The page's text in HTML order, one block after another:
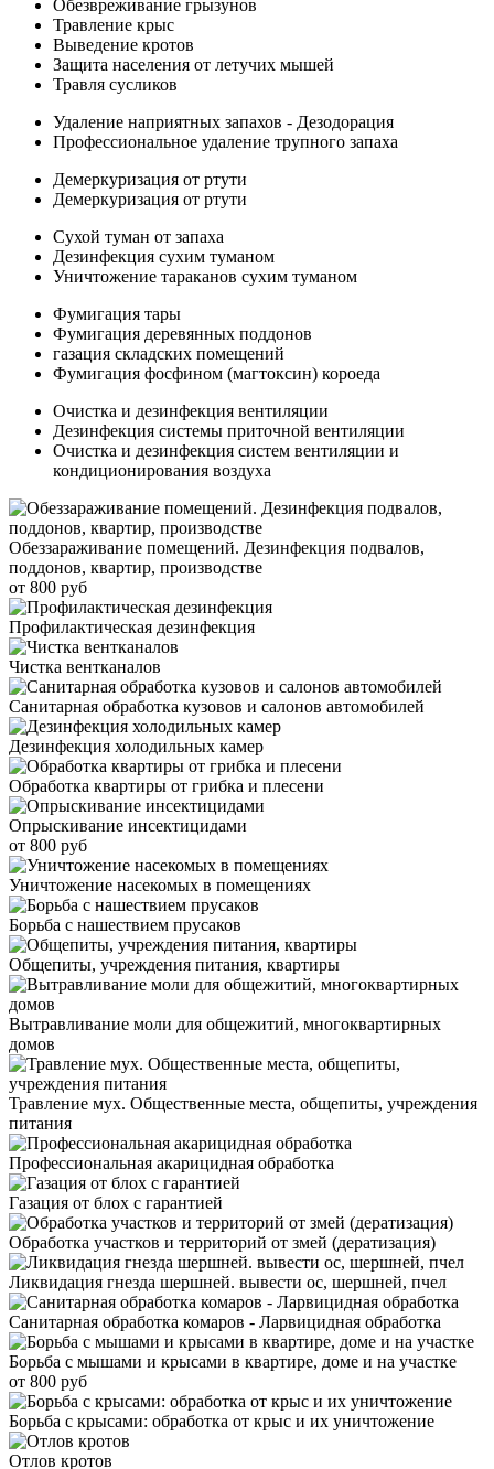
Обезвреживание грызунов
Травление крыс
Выведение кротов
Защита населения от летучих мышей
Травля сусликов
Удаление наприятных запахов - Дезодорация
Профессиональное удаление трупного запаха
Демеркуризация от ртути
Демеркуризация от ртути
Сухой туман от запаха
Дезинфекция сухим туманом
Уничтожение тараканов сухим туманом
Фумигация тары
Фумигация деревянных поддонов
газация складских помещений
Фумигация фосфином (магтоксин) короеда
Очистка и дезинфекция вентиляции
Дезинфекция системы приточной вентиляции
Очистка и дезинфекция систем вентиляции и
кондиционирования воздуха
Обеззараживание помещений. Дезинфекция подвалов,
поддонов, квартир, производстве
от 800 руб
Профилактическая дезинфекция
Чистка вентканалов
Санитарная обработка кузовов и салонов автомобилей
Дезинфекция холодильных камер
Обработка квартиры от грибка и плесени
Опрыскивание инсектицидами
от 800 руб
Уничтожение насекомых в помещениях
Борьба с нашествием прусаков
Общепиты, учреждения питания, квартиры
Вытравливание моли для общежитий, многоквартирных
домов
Травление мух. Общественные места, общепиты, учреждения
питания
Профессиональная акарицидная обработка
Газация от блох с гарантией
Обработка участков и территорий от змей (дератизация)
Ликвидация гнезда шершней. вывести ос, шершней, пчел
Санитарная обработка комаров - Ларвицидная обработка
Борьба с мышами и крысами в квартире, доме и на участке
от 800 руб
Борьба с крысами: обработка от крыс и их уничтожение
Отлов кротов